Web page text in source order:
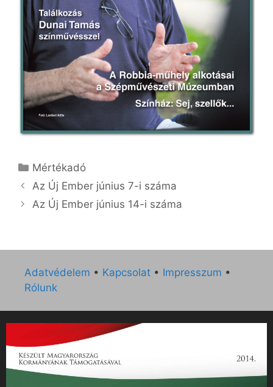
Kategória
Mértékadó
Az Új Ember június 7-i száma
Az Új Ember június 14-i száma
Adatvédelem • Kapcsolat • Impresszum •
Rólunk